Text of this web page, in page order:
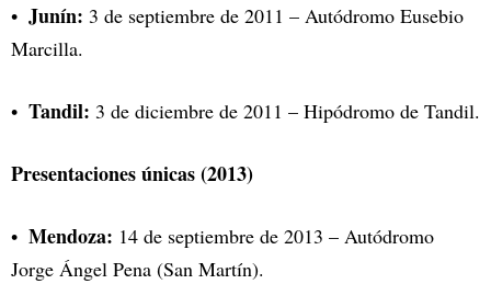
Junín: 3 de septiembre de 2011 – Autódromo Eusebio
Marcilla.
Tandil: 3 de diciembre de 2011 – Hipódromo de Tandil.
Presentaciones únicas (2013)
Mendoza: 14 de septiembre de 2013 – Autódromo
Jorge Ángel Pena (San Martín).